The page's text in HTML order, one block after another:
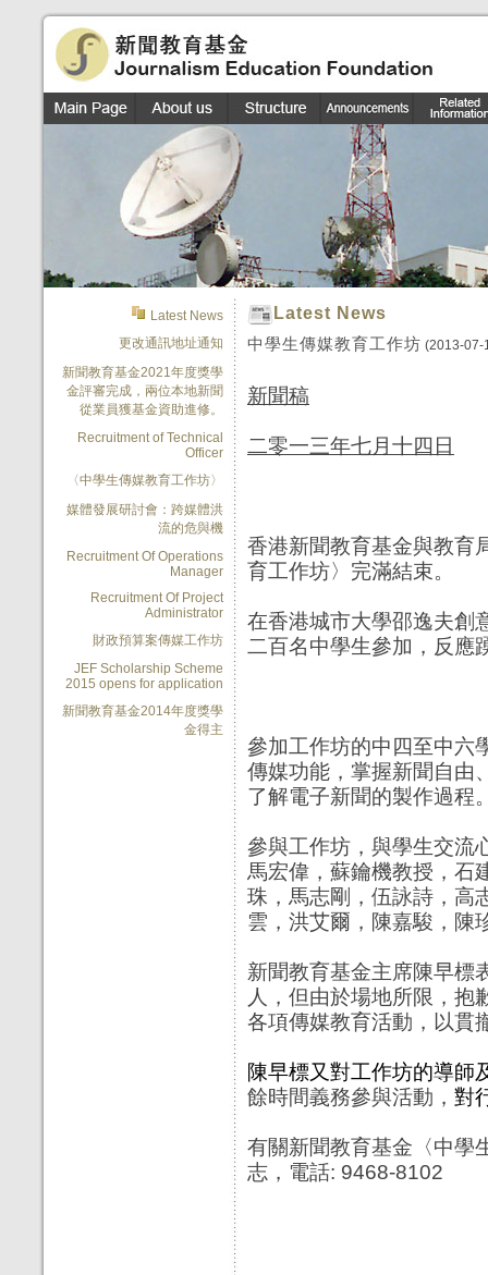
Latest News
更改通訊地址通知
新聞教育基金2021年度獎學
金評審完成，兩位本地新聞
從業員獲基金資助進修。
Recruitment of Technical
Officer
〈中學生傳媒教育工作坊〉
媒體發展研討會：跨媒體洪
流的危與機
Recruitment Of Operations
Manager
Recruitment Of Project
Administrator
財政預算案傳媒工作坊
JEF Scholarship Scheme
2015 opens for application
新聞教育基金2014年度獎學
金得主
Latest News
中學生傳媒教育工作坊 (2013-07-
新聞稿
二零一三年七月十四日
香港新聞教育基金與教育
育工作坊〉完滿結束。
在香港城市大學邵逸夫創
二百名中學生參加，反應
參加工作坊的中四至中六
傳媒功能，掌握新聞自由
了解電子新聞的製作過程
參與工作坊，與學生交流
馬宏偉， 蘇鑰機教授，石
珠，馬志剛，伍詠詩，高
雲，洪艾爾，陳嘉駿，陳
新聞教育基金主席陳早標
人，但由於場地所限，抱
各項傳媒教育活動，以貫
陳早標又對工作坊的導師
餘時間義務參與活動， 對
有關新聞教育基金〈中學
志，電話: 9468-8102